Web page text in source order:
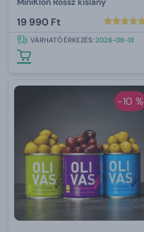
19 990 Ft
VÁRHATÓ ÉRKEZÉS:2026-08-13
-10 %